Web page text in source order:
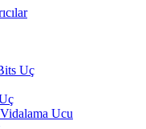
Uç
Ucu